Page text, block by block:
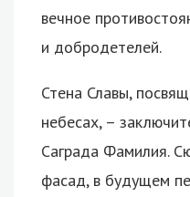
вечное
и добродетелей.
Стена Славы,
небесах, –
Саграда Фамилия.
фасад, в будущем